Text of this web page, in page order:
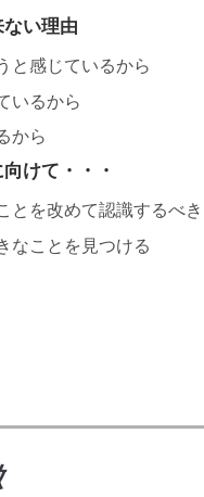
い理由
と感じているから
いるから
から
けて・・・
とを改めて認識するべき
なことを見つける